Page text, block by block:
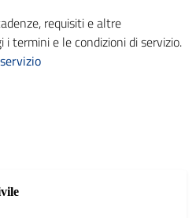
requisiti e altre
termini e le condizioni di servizio.